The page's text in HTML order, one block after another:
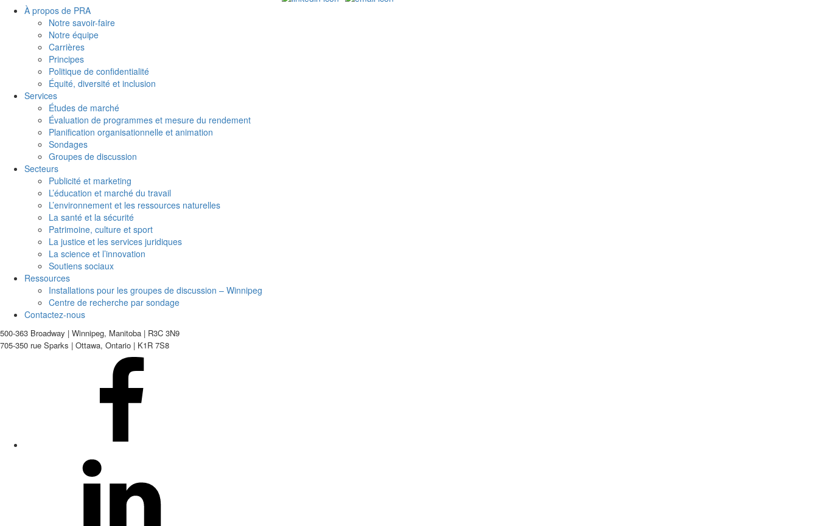
FooterÀ propos de PRA
Notre savoir-faire
Notre équipe
Carrières
Principes
Politique de confidentialité
Équité, diversité et inclusion
Services
Études de marché
Évaluation de programmes et mesure du rendement
Planification organisationnelle et animation
Sondages
Groupes de discussion
Secteurs
Publicité et marketing
L’éducation et marché du travail
L’environnement et les ressources naturelles
La santé et la sécurité
Patrimoine, culture et sport
La justice et les services juridiques
La science et l’innovation
Soutiens sociaux
Ressources
Installations pour les groupes de discussion – Winnipeg
Centre de recherche par sondage
Contactez-nous
500-363 Broadway | Winnipeg, Manitoba | R3C 3N9
705-350 rue Sparks | Ottawa, Ontario | K1R 7S8